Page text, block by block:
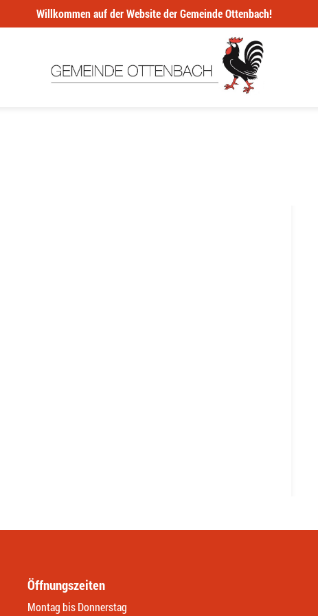
Willkommen auf der Website der Gemeinde Ottenbach!
Öffnungszeiten
Montag bis Donnerstag